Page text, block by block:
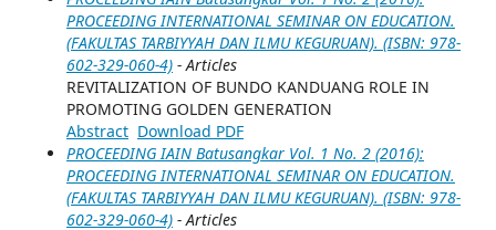
PROCEEDING INTERNATIONAL SEMINAR ON EDUCATION.
(FAKULTAS TARBIYYAH DAN ILMU KEGURUAN). (ISBN: 978-
602-329-060-4) - Articles
REVITALIZATION OF BUNDO KANDUANG ROLE IN
PROMOTING GOLDEN GENERATION
Abstract Download PDF
PROCEEDING IAIN Batusangkar Vol. 1 No. 2 (2016):
PROCEEDING INTERNATIONAL SEMINAR ON EDUCATION.
(FAKULTAS TARBIYYAH DAN ILMU KEGURUAN). (ISBN: 978-
602-329-060-4) - Articles